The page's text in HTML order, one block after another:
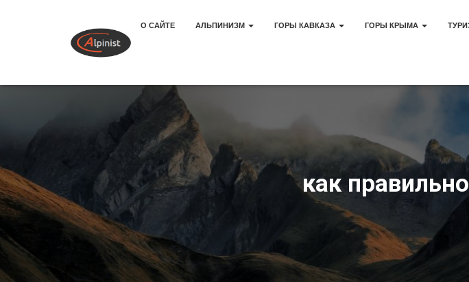
О САЙТЕ АЛЬПИНИЗМ ГОРЫ КАВКАЗА ГОРЫ КРЫМА
как